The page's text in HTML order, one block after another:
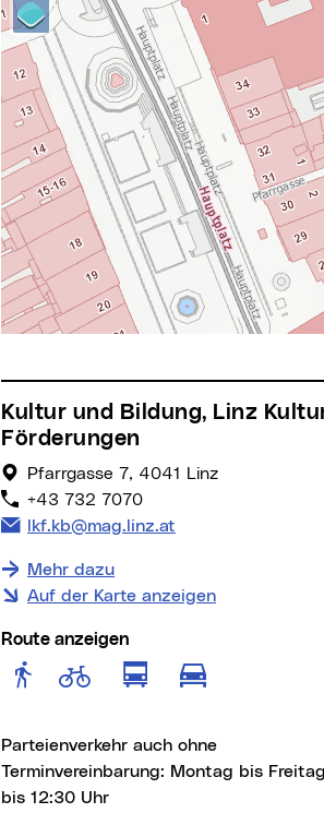
Kultur und Bildung, Linz Kultur
Förderungen
Pfarrgasse 7, 4041 Linz
+43 732 7070
E-Mail Adresse:
lkf.kb@mag.linz.at
Mehr dazu
Auf der Karte anzeigen
Route anzeigen
Route anzeigen für
Route anzeigen
RouteRoute
Parteienverkehr auch ohne
Terminvereinbarung: Montag bis
bis 12:30 Uhr